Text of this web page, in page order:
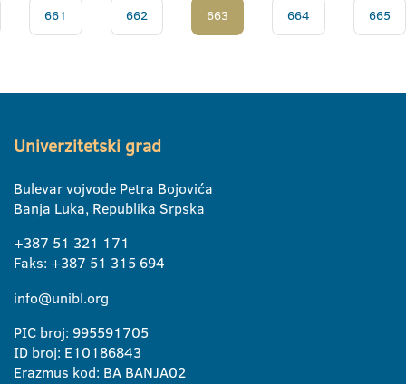
661 662 663 664 665
Univerzitetski grad
Bulevar vojvode Petra Bojovića
Banja Luka, Republika Srpska
+387 51 321 171
Faks: +387 51 315 694
info@unibl.org
PIC broj: 995591705
ID broj: E10186843
Erazmus kod: BA BANJA02